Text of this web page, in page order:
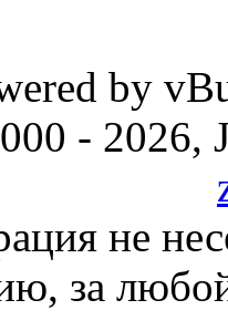
by
- 2026,
не
за любой